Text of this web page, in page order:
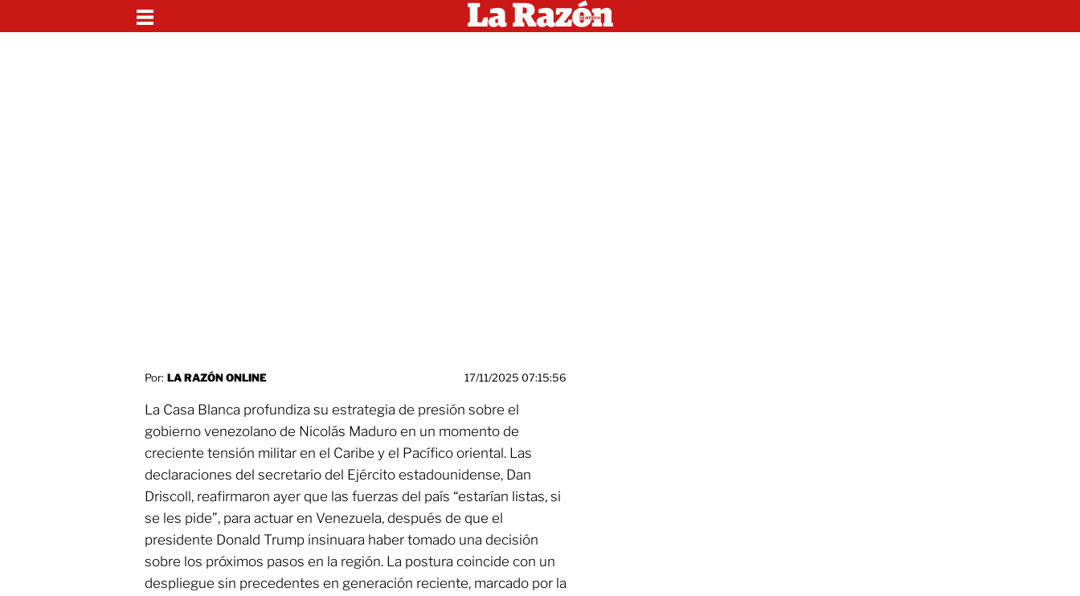
Por: LA RAZÓN ONLINE 17/11/2025 07:15:56
La Casa Blanca profundiza su estrategia de presión sobre el
gobierno venezolano de Nicolás Maduro en un momento de
creciente tensión militar en el Caribe y el Pacífico oriental. Las
declaraciones del secretario del Ejército estadounidense, Dan
Driscoll, reafirmaron ayer que las fuerzas del país “estarían listas, si
se les pide”, para actuar en Venezuela, después de que el
presidente Donald Trump insinuara haber tomado una decisión
sobre los próximos pasos en la región. La postura coincide con un
despliegue sin precedentes en generación reciente, marcado por la